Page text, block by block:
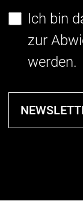
Ich bin
zur
werden.